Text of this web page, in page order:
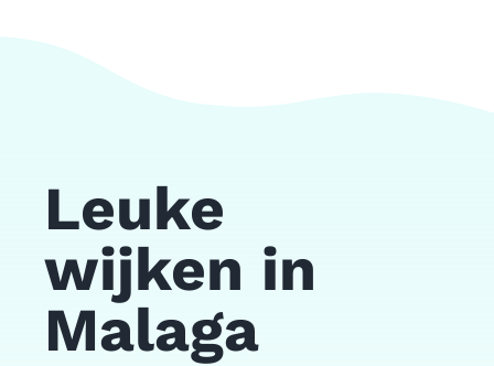
Leuke
wijken in
Malaga